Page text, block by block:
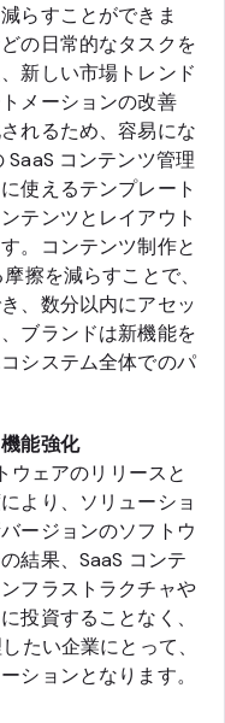
らすことができま
の日常的なタスクを
新しい市場トレンド
メーションの改善
れるため、容易にな
コンテンツ管理
使えるテンプレート
テンツとレイアウト
。コンテンツ制作と
擦を減らすことで、
、数分以内にアセッ
ブランドは新機能を
システム全体でのパ
能強化
ウェアのリリースと
より、ソリューショ
ージョンのソフトウ
結果、SaaS コンテ
フラストラクチャや
投資することなく、
たい企業にとって、
ションとなります。